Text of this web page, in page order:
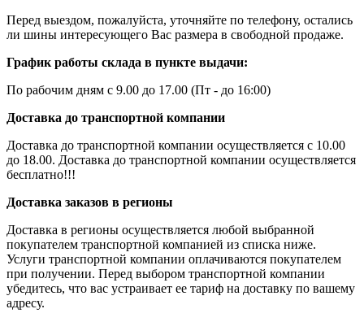
Перед выездом, пожалуйста, уточняйте по телефону, остались
ли шины интересующего Вас размера в свободной продаже.
График работы склада в пункте выдачи:
По рабочим дням с 9.00 до 17.00 (Пт - до 16:00)
Доставка до транспортной компании
Доставка до транспортной компании осуществляется с 10.00
до 18.00. Доставка до транспортной компании осуществляется
бесплатно!!!
Доставка заказов в регионы
Доставка в регионы осуществляется любой выбранной
покупателем транспортной компанией из списка ниже.
Услуги транспортной компании оплачиваются покупателем
при получении. Перед выбором транспортной компании
убедитесь, что вас устраивает ее тариф на доставку по вашему
адресу.